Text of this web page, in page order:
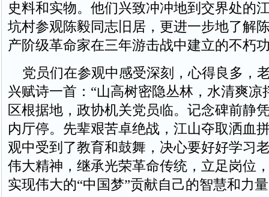
史料和实物。他们兴致冲冲地到交界处的
坑村参观陈毅同志旧居，更进一步地了解
产阶级革命家在三年游击战中建立的不朽
党员们在参观中感受深刻，心得良多，
兴赋诗一首：“山高树密隐丛林，水清爽凉
区根据地，政协机关党员临。记念碑前静
内厅停。先辈艰苦卓绝战，江山夺取洒血
观中受到了教育和鼓舞，决心要好好学习
伟大精神，继承光荣革命传统，立足岗位
实现伟大的“中国梦”贡献自己的智慧和力